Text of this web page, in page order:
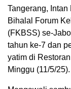
Tangerang,
Bihalal Forum
(FKBSS) se-
tahun ke-7 dan
yatim di
Minggu (11/5/25).